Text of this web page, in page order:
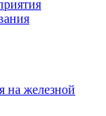
на железной